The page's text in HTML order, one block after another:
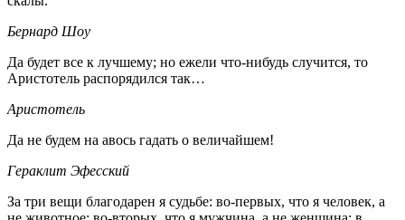
Бернард Шоу
Да будет все к лучшему; но ежели что-нибудь случится, то
Аристотель распорядился так…
Аристотель
Да не будем на авось гадать о величайшем!
Гераклит Эфесский
За три вещи благодарен я судьбе: во-первых, что я человек, а